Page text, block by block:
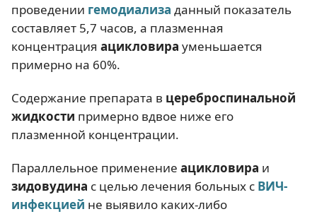
проведении гемодиализа данный показатель
составляет 5,7 часов, а плазменная
концентрация ацикловира уменьшается
примерно на 60%.
Содержание препарата в цереброспинальной
жидкости примерно вдвое ниже его
плазменной концентрации.
Параллельное применение ацикловира и
зидовудина с целью лечения больных с ВИЧ-
инфекцией не выявило каких-либо